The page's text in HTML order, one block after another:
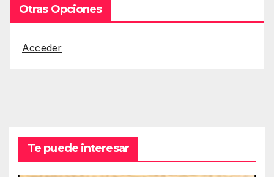
Otras Opciones
Acceder
Te puede interesar